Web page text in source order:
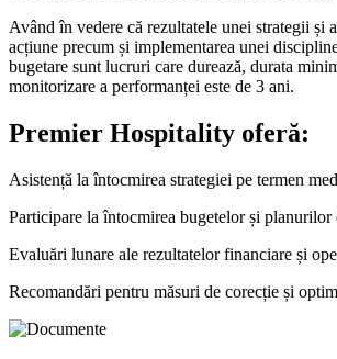
Având în vedere că rezultatele unei strategii și
acțiune precum și implementarea unei
bugetare sunt lucruri care durează, durata
monitorizare a performanței este de 3 ani.
Premier Hospitality oferă:
Asistență la întocmirea strategiei pe termen
Participare la întocmirea bugetelor și planurilor
Evaluări lunare ale rezultatelor financiare și
Recomandări pentru măsuri de corecție și